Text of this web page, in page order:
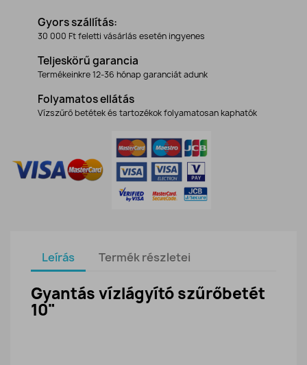
Gyors szállítás:
30 000 Ft feletti vásárlás esetén ingyenes
Teljeskörű garancia
Termékeinkre 12-36 hónap garanciát adunk
Folyamatos ellátás
Vízszűrő betétek és tartozékok folyamatosan kaphatók
Leírás Termék részletei
Gyantás vízlágyító szűrőbetét
10"